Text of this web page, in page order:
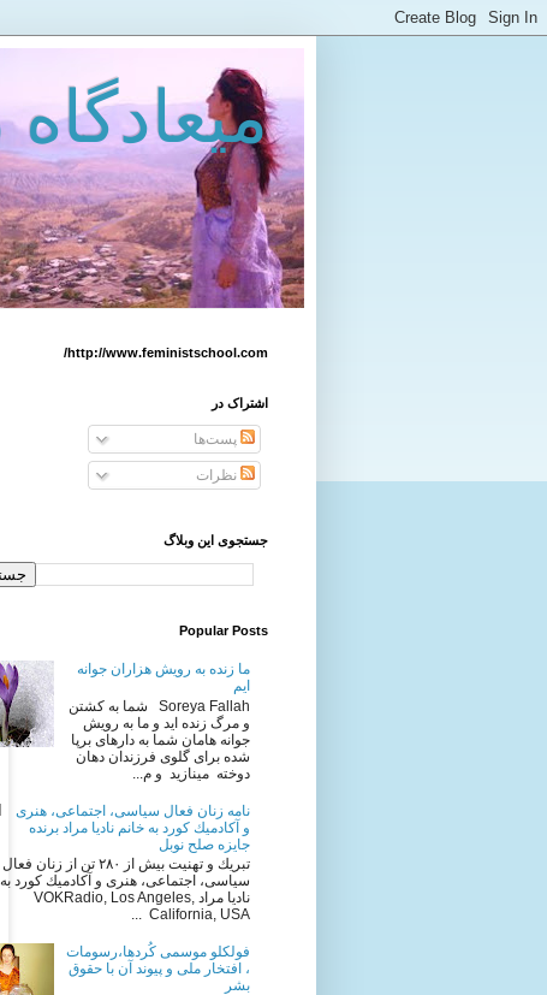
http://www.feministschool.com/
اشتراک در
پست‌ها
نظرات
جستجوی این وبلاگ
Popular Posts
ما زنده به رویش هزاران جوانه
ایم
Soreya Fallah شما به كشتن
و مرگ زنده ايد و ما به رويش
جوانه هامان شما به دارهای برپا
شده برای گلوی فرزندان دهان
دوخته مینازید و م...
نامه زنان فعال سياسى، اجتماعى، هنرى
و آكادميك كورد به خانم ناديا مراد برنده
جایزه صلح نوبل
تبريك و تهنيت بيش از ٢٨٠ تن از زنان فعال
سياسى، اجتماعى، هنرى و آكادميك كورد
ناديا مراد VOKRadio, Los Angeles,
California, USA ...
فولکلو موسمی کُردها،رسومات
، افتخار ملی و پیوند آن با حقوق
بشر